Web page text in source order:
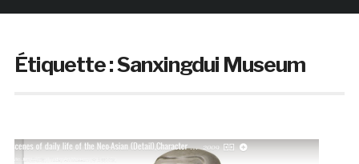
Étiquette :Sanxingdui Museum